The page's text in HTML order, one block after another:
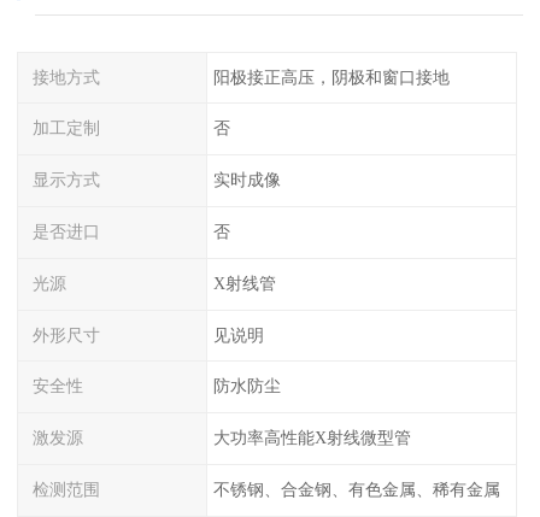
接地方式 阳极接正高压，阴极和窗口接地
加工定制 否
显示方式 实时成像
是否进口 否
光源 X射线管
外形尺寸 见说明
安全性 防水防尘
激发源 大功率高性能X射线微型管
检测范围 不锈钢、合金钢、有色金属、稀有金属